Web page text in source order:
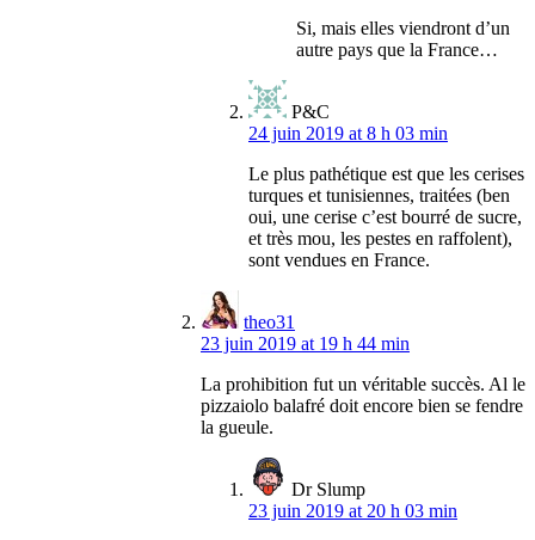
Si, mais elles viendront d’un
autre pays que la France…
P&C
24 juin 2019 at 8 h 03 min
Le plus pathétique est que les cerises
turques et tunisiennes, traitées (ben
oui, une cerise c’est bourré de sucre,
et très mou, les pestes en raffolent),
sont vendues en France.
theo31
23 juin 2019 at 19 h 44 min
La prohibition fut un véritable succès. Al le
pizzaiolo balafré doit encore bien se fendre
la gueule.
Dr Slump
23 juin 2019 at 20 h 03 min